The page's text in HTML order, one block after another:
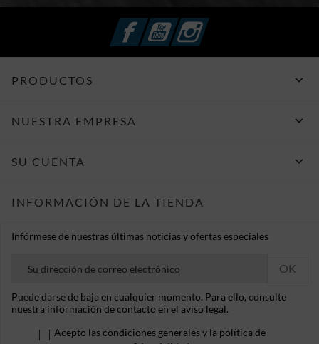
FacebookYouTubeInstagram
PRODUCTOS 
NUESTRA EMPRESA 
SU CUENTA 
INFORMACIÓN DE LA TIENDA
Infórmese de nuestras últimas noticias y ofertas especiales
Puede darse de baja en cualquier momento. Para ello, consulte
nuestra información de contacto en el aviso legal.
Acepto las condiciones generales y la política de